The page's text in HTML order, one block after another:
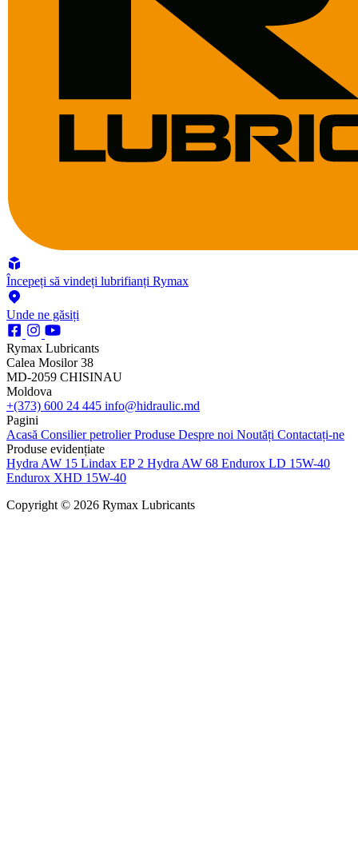
Începeți să vindeți lubrifianți Rymax
Unde ne găsiți
Rymax Lubricants
Calea Mosilor 38
MD-2059 CHISINAU
Moldova
+(373) 600 24 445 info@hidraulic.md
Pagini
Acasă Consilier petrolierProduse Despre noi Noutăți Contactați-ne
Produse evidențiate
Hydra AW 15 Lindax EP 2 Hydra AW 68 Endurox LD 15W-40
Endurox XHD 15W-40
Copyright © 2026 Rymax Lubricants